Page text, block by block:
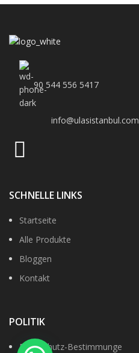
90 544 556 5417
info@ulasistanbul.com
SCHNELLE LINKS
Startseite
Alle Produkte
Bloggen
Kontakt
POLITIK
Datenshutz-Bestimmunge